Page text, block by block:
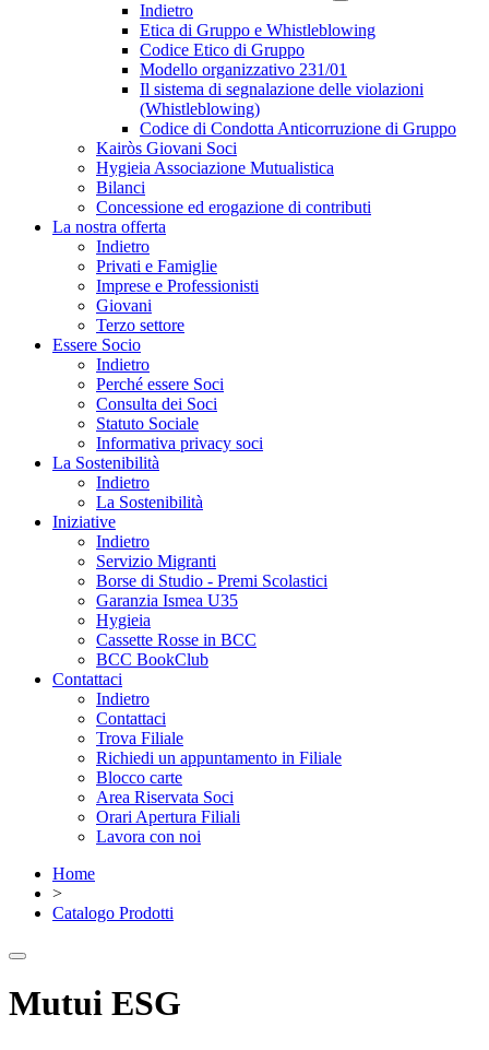
Indietro
Etica di Gruppo e Whistleblowing
Codice Etico di Gruppo
Modello organizzativo 231/01
Il sistema di segnalazione delle violazioni
(Whistleblowing)
Codice di Condotta Anticorruzione di Gruppo
Kairòs Giovani Soci
Hygieia Associazione Mutualistica
Bilanci
Concessione ed erogazione di contributi
La nostra offerta
Indietro
Privati e Famiglie
Imprese e Professionisti
Giovani
Terzo settore
Essere Socio
Indietro
Perché essere Soci
Consulta dei Soci
Statuto Sociale
Informativa privacy soci
La Sostenibilità
Indietro
La Sostenibilità
Iniziative
Indietro
Servizio Migranti
Borse di Studio - Premi Scolastici
Garanzia Ismea U35
Hygieia
Cassette Rosse in BCC
BCC BookClub
Contattaci
Indietro
Contattaci
Trova Filiale
Richiedi un appuntamento in Filiale
Blocco carte
Area Riservata Soci
Orari Apertura Filiali
Lavora con noi
Home
>
Catalogo Prodotti
Mutui ESG